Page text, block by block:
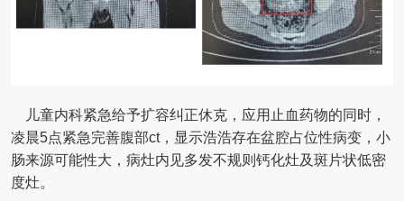
儿童内科紧急给予扩容纠正休克，应用止血药物的同时，
凌晨5点紧急完善腹部ct，显示浩浩存在盆腔占位性病变，小
肠来源可能性大，病灶内见多发不规则钙化灶及斑片状低密
度灶。